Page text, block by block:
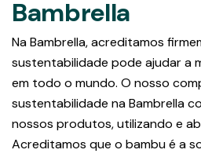
Bambrella
Na Bambrella, acreditamos
sustentabilidade pode ajudar a
em todo o mundo. O nosso
sustentabilidade na Bambrella
nossos produtos, utilizando e
Acreditamos que o bambu é a